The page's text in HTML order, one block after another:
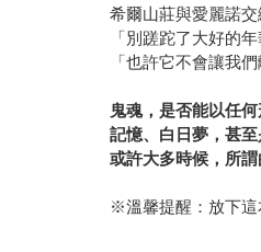
希爾山莊與愛麗諾交
「別蹉跎了大好的
「也許它不會讓我
鬼魂，是否能以任
記憶、白日夢，甚
或許大多時候，所謂
※溫馨提醒：放下這